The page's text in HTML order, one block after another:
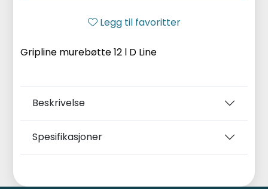
Legg til favoritter
Gripline murebøtte 12 l D Line
Beskrivelse
Spesifikasjoner